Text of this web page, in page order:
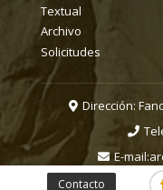
Contacto
Textual
Archivo
Solicitudes
Dirección:
E-mail: